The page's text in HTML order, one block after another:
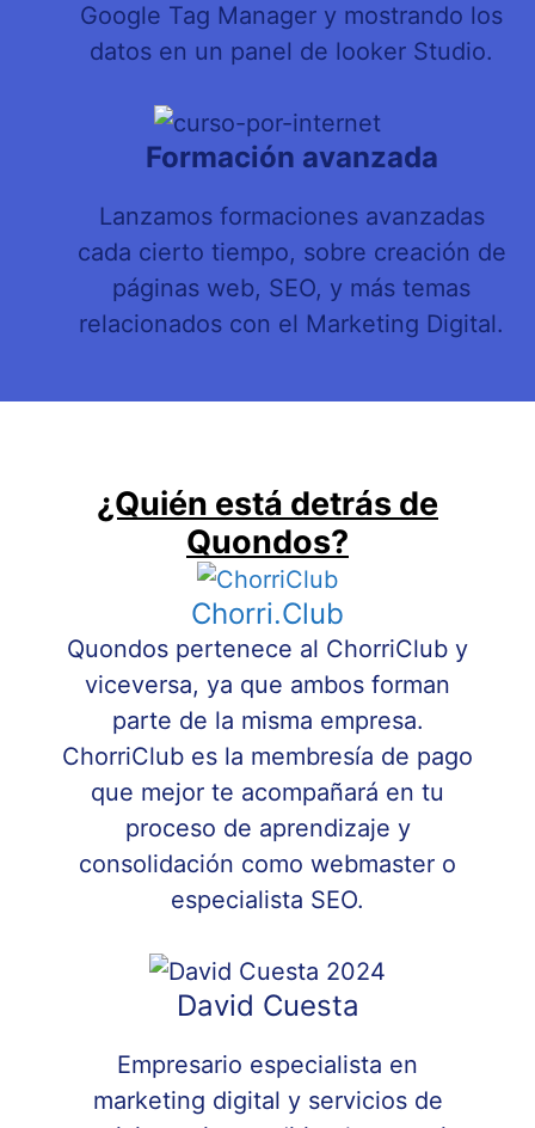
Google Tag Manager y mostrando los
datos en un panel de looker Studio.
Formación avanzada
Lanzamos formaciones avanzadas
cada cierto tiempo, sobre creación de
páginas web, SEO, y más temas
relacionados con el Marketing Digital.
¿Quién está detrás de
Quondos?
Chorri.Club
Quondos pertenece al ChorriClub y
viceversa, ya que ambos forman
parte de la misma empresa.
ChorriClub es la membresía de pago
que mejor te acompañará en tu
proceso de aprendizaje y
consolidación como webmaster o
especialista SEO.
David Cuesta
Empresario especialista en
marketing digital y servicios de